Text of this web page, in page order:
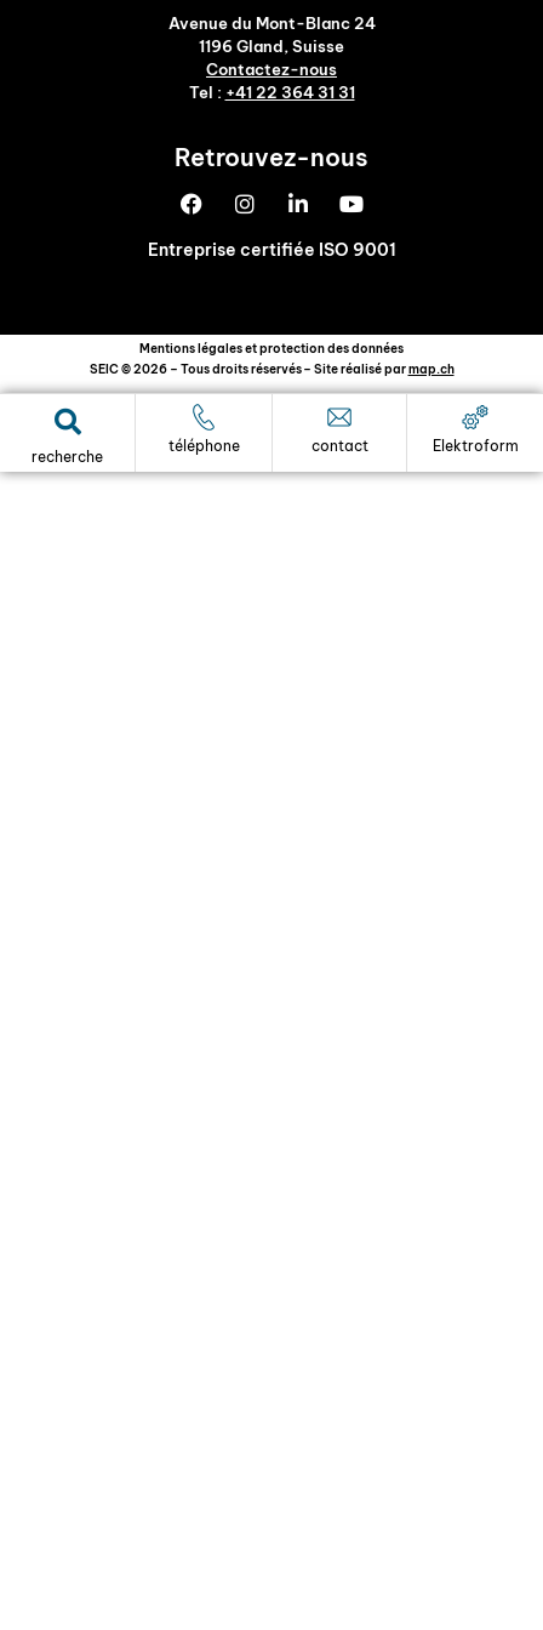
Avenue du Mont-Blanc 24
1196 Gland, Suisse
Contactez-nous
Tel : +41 22 364 31 31
Retrouvez-nous
Entreprise certifiée ISO 9001
Mentions légales et protection des données
SEIC © 2026 – Tous droits réservés– Site réalisé parmap.ch
recherche
téléphone contact Elektroform